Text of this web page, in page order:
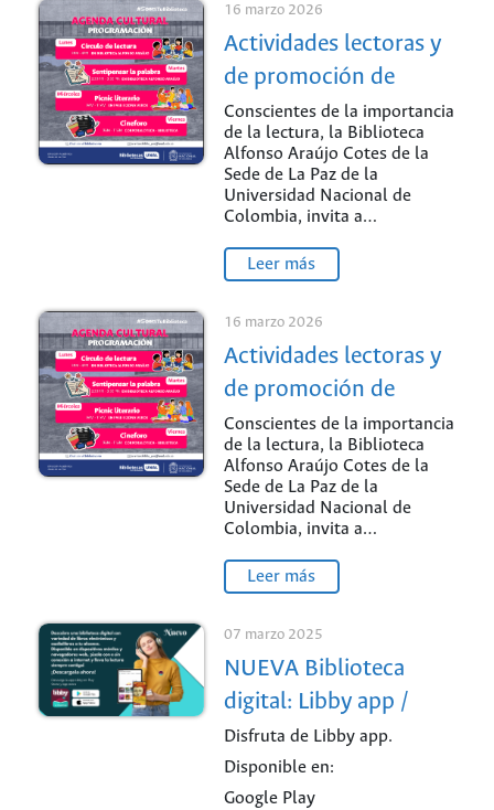
16 marzo 2026
Actividades lectoras y
de promoción de
lectura
Conscientes de la importancia
de la lectura, la Biblioteca
Alfonso Araújo Cotes de la
Sede de La Paz de la
Universidad Nacional de
Colombia, invita a…
Leer más
16 marzo 2026
Actividades lectoras y
de promoción de
lectura
Conscientes de la importancia
de la lectura, la Biblioteca
Alfonso Araújo Cotes de la
Sede de La Paz de la
Universidad Nacional de
Colombia, invita a…
Leer más
07 marzo 2025
NUEVA Biblioteca
digital: Libby app /
Sede Medellín
Disfruta de Libby app.
Disponible en:
Google Play